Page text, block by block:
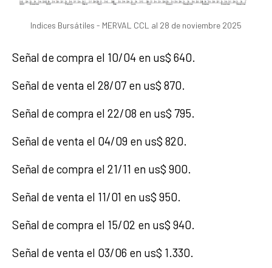
Indices Bursátiles - MERVAL CCL al 28 de noviembre 2025
Señal de compra el 10/04 en us$ 640.
Señal de venta el 28/07 en us$ 870.
Señal de compra el 22/08 en us$ 795.
Señal de venta el 04/09 en us$ 820.
Señal de compra el 21/11 en us$ 900.
Señal de venta el 11/01 en us$ 950.
Señal de compra el 15/02 en us$ 940.
Señal de venta el 03/06 en us$ 1.330.